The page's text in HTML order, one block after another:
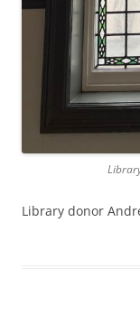
Library donor